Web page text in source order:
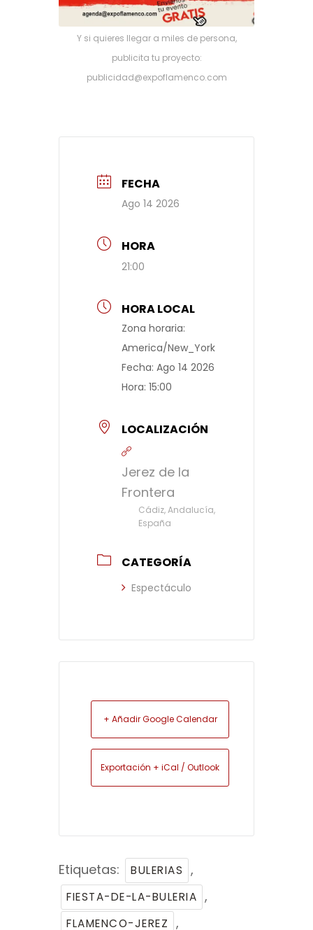
Y si quieres llegar a miles de persona,
publicita tu proyecto:
publicidad@expoflamenco.com
FECHA
Ago 14 2026
HORA
21:00
HORA LOCAL
Zona horaria:
America/New_York
Fecha: Ago 14 2026
Hora: 15:00
LOCALIZACIÓN
Jerez de la
Frontera
Cádiz, Andalucía,
España
CATEGORÍA
Espectáculo
+ Añadir Google Calendar
Exportación + iCal / Outlook
Etiquetas: BULERIAS ,
FIESTA-DE-LA-BULERIA ,
FLAMENCO-JEREZ ,